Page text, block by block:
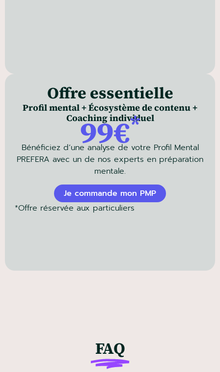
Offre essentielle
Profil mental + Écosystème de contenu +
Coaching individuel
99€*
Bénéficiez d’une analyse de votre Profil Mental
PREFERA avec un de nos experts en préparation
mentale.
Je commande mon PMP
*Offre réservée aux particuliers
FAQ